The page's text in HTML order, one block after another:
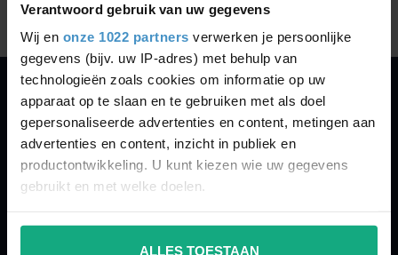
Verantwoord gebruik van uw gegevens
Wij en onze 1022 partners verwerken je persoonlijke
gegevens (bijv. uw IP-adres) met behulp van
technologieën zoals cookies om informatie op uw
apparaat op te slaan en te gebruiken met als doel
gepersonaliseerde advertenties en content, metingen aan
advertenties en content, inzicht in publiek en
productontwikkeling. U kunt kiezen wie uw gegevens
gebruikt en met welke doelen.
Als u het toestaat, willen we ook graag:
ALLES TOESTAAN
PERFECTLIGHTS
Gegevens:
Kruisbeeldsraat 72
9220 Hamme